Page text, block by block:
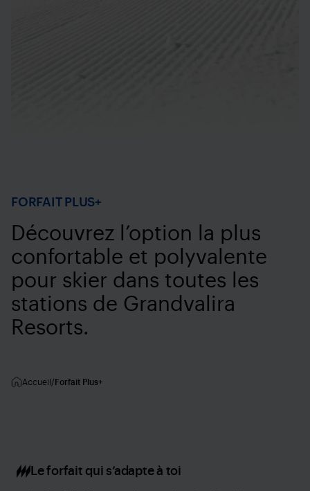
FORFAIT PLUS+
Découvrez l’option la plus
confortable et polyvalente
pour skier dans toutes les
stations de Grandvalira
Resorts.
Accueil Forfait Plus+
Le forfait qui s’adapte à toi